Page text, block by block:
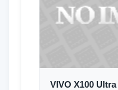
VIVO X100